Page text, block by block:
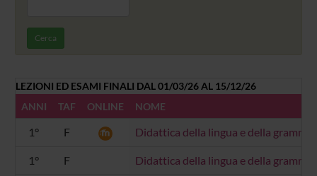
Cerca
LEZIONI ED ESAMI FINALI DAL 01/03/26 AL 15/12/26
ANNI
TAF ONLINE NOME
1° F Didattica della lingua e della
1° F Didattica della lingua e della